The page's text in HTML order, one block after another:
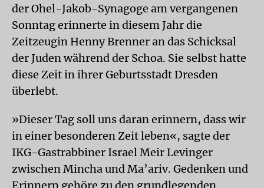
der Ohel-Jakob-Synagoge am vergangenen
Sonntag erinnerte in diesem Jahr die
Zeitzeugin Henny Brenner an das Schicksal
der Juden während der Schoa. Sie selbst hatte
diese Zeit in ihrer Geburtsstadt Dresden
überlebt.
»Dieser Tag soll uns daran erinnern, dass wir
in einer besonderen Zeit leben«, sagte der
IKG-Gastrabbiner Israel Meir Levinger
zwischen Mincha und Ma’ariv. Gedenken und